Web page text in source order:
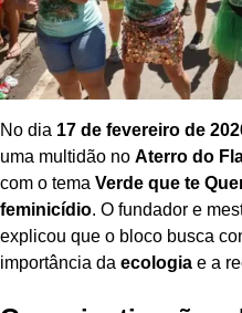
No dia 17 de fevereiro de
uma multidão no Aterro do
com o tema Verde que te
feminicídio. O fundador e
explicou que o bloco busca
importância da ecologia e a